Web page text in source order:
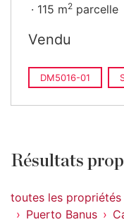
115 m2 parcelle
Vendu
DM5016-01
Résultats
toutes les propriétés
Puerto Banus